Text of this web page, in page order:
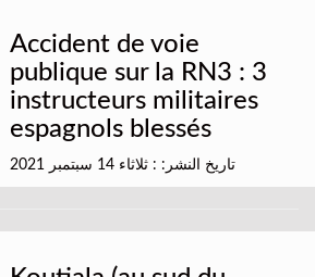
Accident de voie
publique sur la RN3 : 3
instructeurs militaires
espagnols blessés
تاريخ النشر: : ثلاثاء 14 سبتمبر 2021